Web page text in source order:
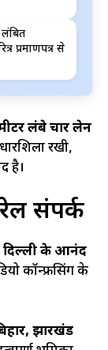
लंबित
प्रमाणपत्र से
लंबे चार लेन
रखी,
है।
संपर्क
दिल्ली के आनंद
कॉन्फ्रेंसिंग के
झारखंड